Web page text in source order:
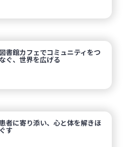
図書館カフェでコミュニティをつ
なぐ、世界を広げる
者に寄り添い、心と体を解きほ
ぐす